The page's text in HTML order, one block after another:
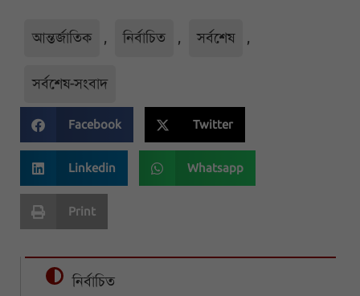
আন্তর্জাতিক , নির্বাচিত , সর্বশেষ ,
সর্বশেষ-সংবাদ
Facebook Twitter
Linkedin Whatsapp
Print
নির্বাচিত